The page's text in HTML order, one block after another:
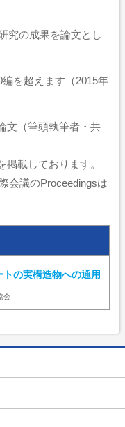
究の成果を論文とし
を超えます（2015年
文（筆頭執筆者・共
載しております。
会議のProceedingsは
の実構造物への通用
会